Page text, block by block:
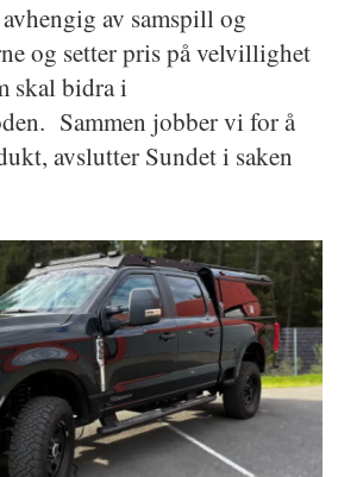
av samspill og
og setter pris på velvillighet
skal bidra i
Sammen jobber vi for å
avslutter Sundet i saken